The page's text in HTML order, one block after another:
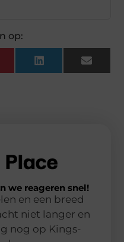
op:
LinkedInEmail
we reageren snel!
en een breed
niet langer en
nog op Kings-